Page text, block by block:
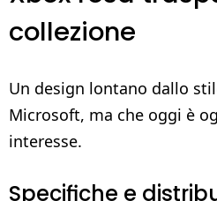
collezione
Un design lontano dallo
Microsoft, ma che oggi è
interesse.
Specifiche e